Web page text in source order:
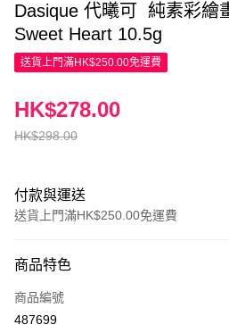
Dasique 代曦可 純素彩繪
Sweet Heart 10.5g
送貨上門滿HK$250.00免運費
HK$298.00
HK$278.00
付款與運送
送貨上門滿HK$250.00免運費
信用卡
Apple Pay
商品特色
商品編號
487699